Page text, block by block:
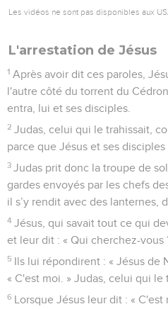
Les vidéos ne sont pas disponibles aux
L'arrestation de Jésus
1 Après avoir dit ces paroles,
l'autre côté du torrent du
entra, lui et ses disciples.
2 Judas, celui qui le trahissait,
parce que Jésus et ses
3 Judas prit donc la troupe de
gardes envoyés par les chefs
il s’y rendit avec des lanternes,
4 Jésus, qui savait tout ce qui
et leur dit : « Qui cherchez-vous
5 Ils lui répondirent : « Jésus de
« C'est moi. » Judas, celui qui le
6 Lorsque Jésus leur dit : «